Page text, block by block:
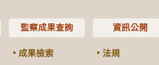
監察成果查詢
成果檢索
資訊公開
法規